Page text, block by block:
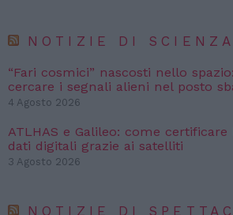
NOTIZIE DI SCIENZA
“Fari cosmici” nascosti nello
cercare i segnali alieni nel posto
4 Agosto 2026
ATLHAS e Galileo: come certificare
dati digitali grazie ai satelliti
3 Agosto 2026
NOTIZIE DI